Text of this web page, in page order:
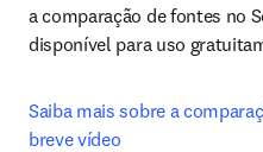
a comparação de fontes no
disponível para uso
Saiba mais sobre a
breve vídeo